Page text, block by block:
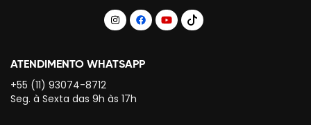
ATENDIMENTO WHATSAPP
+55 (11) 93074-8712
Seg. à Sexta das 9h às 17h